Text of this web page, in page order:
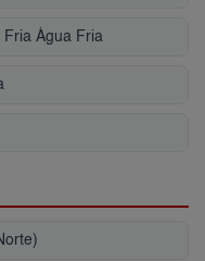
Água Fria